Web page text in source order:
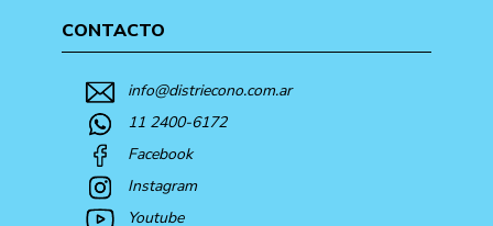
CONTACTO
info@distriecono.com.ar
11 2400-6172
Facebook
Instagram
Youtube